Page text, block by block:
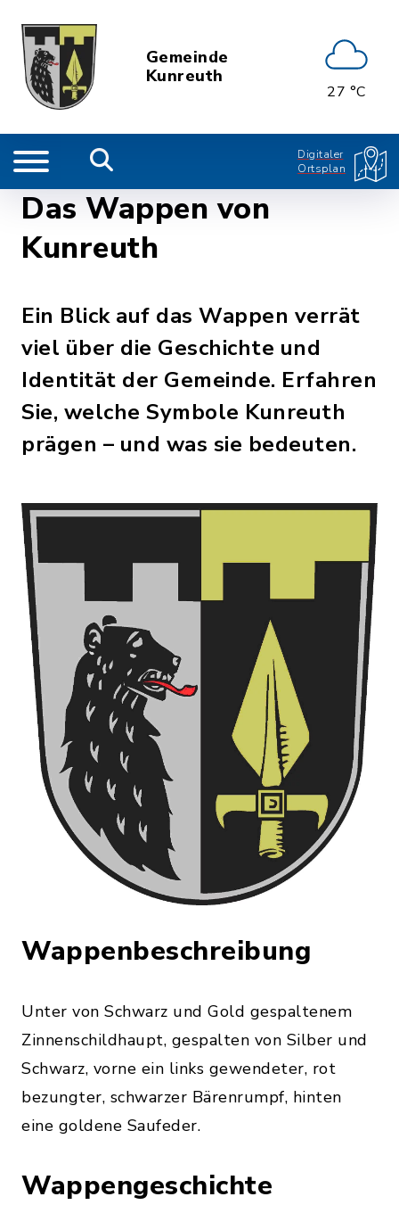
Gemeinde
Kunreuth
27 °C
Digitaler
Ortsplan
Das Wappen von
Kunreuth
Ein Blick auf das Wappen verrät
viel über die Geschichte und
Identität der Gemeinde. Erfahren
Sie, welche Symbole Kunreuth
prägen – und was sie bedeuten.
Wappenbeschreibung
Unter von Schwarz und Gold gespaltenem
Zinnenschildhaupt, gespalten von Silber und
Schwarz, vorne ein links gewendeter, rot
bezungter, schwarzer Bärenrumpf, hinten
eine goldene Saufeder.
Wappengeschichte